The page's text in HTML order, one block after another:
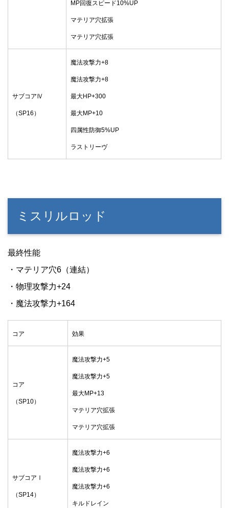
MP回復スピード10%UP
マテリア穴拡張
マテリア穴拡張
サブコアⅣ
（SP16）
魔法攻撃力+8
魔法攻撃力+8
最大HP+300
最大MP+10
四属性防御5%UP
ラストリーヴ
ミスリルロッド
最終性能
・マテリア穴6（連結）
・物理攻撃力+24
・魔法攻撃力+164
コア 効果
コア
（SP10）
魔法攻撃力+5
魔法攻撃力+5
最大MP+13
マテリア穴拡張
マテリア穴拡張
サブコアⅠ
（SP14）
魔法攻撃力+6
魔法攻撃力+6
魔法攻撃力+6
キルドレイン